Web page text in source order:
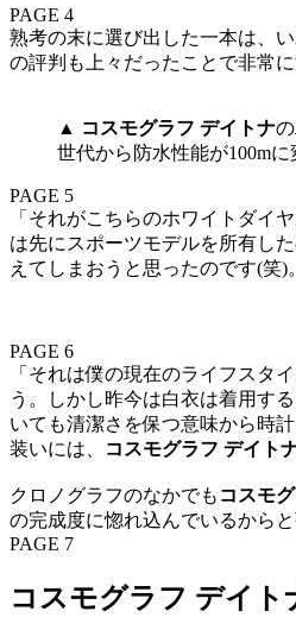
PAGE 4
熟考の末に選び出した一本は、
の評判も上々だったことで非常
▲ コスモグラフ デイトナ
世代から防水性能が100m
PAGE 5
「それがこちらのホワイトダイ
は先にスポーツモデルを所有し
えてしまおうと思ったのです(笑
PAGE 6
「それは僕の現在のライフスタ
う。しかし昨今は白衣は着用す
いても清潔さを保つ意味から時
装いには、
コスモグラフ デイト
クロノグラフのなかでも コスモ
の完成度に惚れ込んでいるからと
PAGE 7
コスモグラフ デイ